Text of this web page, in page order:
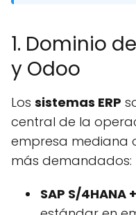
1. Dominio
y Odoo
Los sistemas ERP
central de la
empresa mediana
más demandados:
SAP S/4HANA